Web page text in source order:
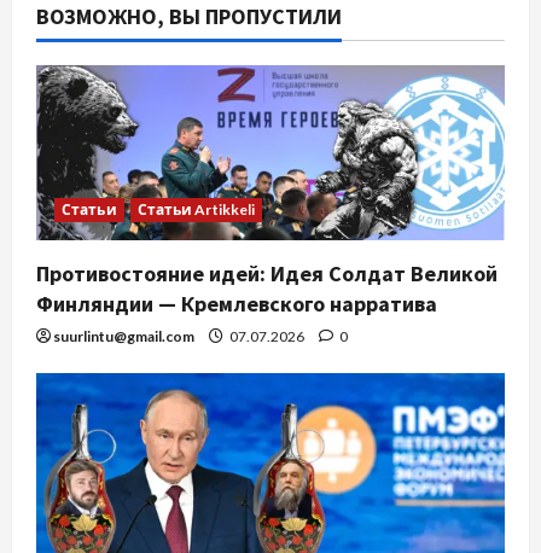
ВОЗМОЖНО, ВЫ ПРОПУСТИЛИ
Статьи Статьи Artikkeli
Противостояние идей: Идея Солдат Великой
Финляндии — Кремлевского нарратива
suurlintu@gmail.com 07.07.2026 0